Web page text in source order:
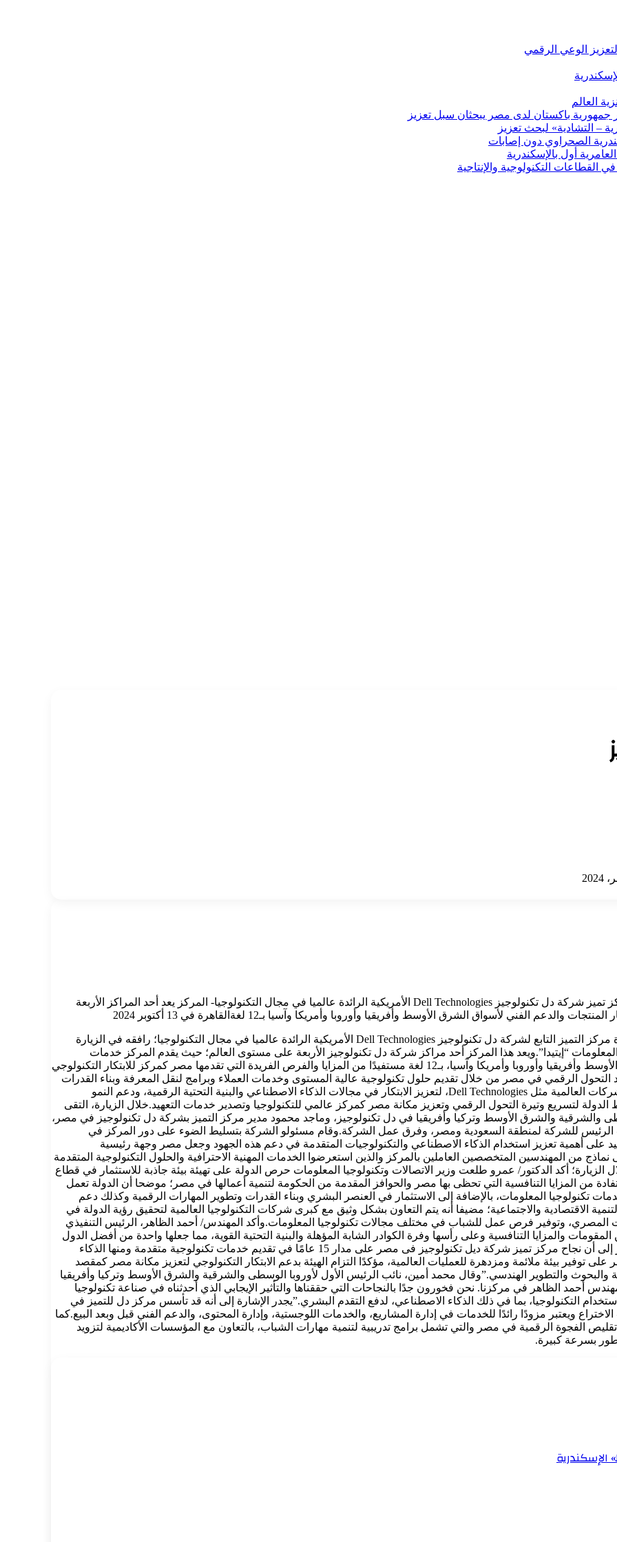
الوعي الرقمي
العالم
جمهورية باكستان لدى مصر يبحثان سبل تعزيز
– التشادية» لبحث تعزيز
الصحراوي دون إصابات
القطاعات التكنولوجية والإنتاجية
زيارة د.” عمرو طلعت” وزير الاتصالات وتكنولوجيا المعلومات الى مركز تميز شركة دل تكنولوجيز Dell Technologies الأمريكية الرائدة عالميا في مجال التكنولوجيا- المركز يعد أحد المراكز الأربعة
لأسواق الشرق الأوسط وأفريقيا وأوروبا وأمريكا وآسيا بـ12 لغةالقاهرة في 13 أكتوبر 2024
قام الدكتور/ عمرو طلعت وزير الاتصالات وتكنولوجيا المعلومات بزيارة مركز التميز التابع لشركة دل تكنولوجيز Dell Technologies الأمريكية الرائدة عالميا في مجال التكنولوجيا؛ رافقه في الزيارة
“إيتيدا”.ويعد هذا المركز أحد مراكز شركة دل تكنولوجيز الأربعة على مستوى العالم؛ حيث يقدم المركز خدمات
الاستشارات، والبحث وابتكار المنتجات، والدعم الفني لأسواق الشرق الأوسط وأفريقيا وأوروبا وأمريكا وآسيا، بـ12 لغة مستفيدًا من المزايا والفرص الفريدة التي تقدمها مصر كمركز للابتكار التكنولوجي
التحول الرقمي في مصر من خلال تقديم حلول تكنولوجية عالية المستوى وخدمات العملاء وبرامج لنقل المعرفة وبناء القدرات
الرقمية.تأتى هذه الزيارة في إطار اهتمام الدولة بالتعاون مع كبرى الشركات العالمية مثل Dell Technologies، لتعزيز الابتكار في مجالات الذكاء الاصطناعي والبنية التحتية الرقمية، ودعم النمو
لتسريع وتيرة التحول الرقمي وتعزيز مكانة مصر كمركز عالمي للتكنولوجيا وتصدير خدمات التعهيد.خلال الزيارة، التقى
والشرقية والشرق الأوسط وتركيا وأفريقيا في دل تكنولوجيز، وماجد محمود مدير مركز التميز بشركة دل تكنولوجيز في مصر،
للشركة لمنطقة السعودية ومصر، وفرق عمل الشركة.وقام مسئولو الشركة بتسليط الضوء على دور المركز في
على أهمية تعزيز استخدام الذكاء الاصطناعي والتكنولوجيات المتقدمة في دعم هذه الجهود وجعل مصر وجهة رئيسية
من المهندسين المتخصصين العاملين بالمركز والذين استعرضوا الخدمات المهنية الاحترافية والحلول التكنولوجية المتقدمة
أكد الدكتور/ عمرو طلعت وزير الاتصالات وتكنولوجيا المعلومات حرص الدولة على تهيئة بيئة جاذبة للاستثمار في قطاع
من المزايا التنافسية التي تحظى بها مصر والحوافز المقدمة من الحكومة لتنمية أعمالها في مصر؛ موضحا أن الدولة تعمل
تكنولوجيا المعلومات، بالإضافة إلى الاستثمار في العنصر البشري وبناء القدرات وتطوير المهارات الرقمية وكذلك دعم
الاقتصادية والاجتماعية؛ مضيفا أنه يتم التعاون بشكل وثيق مع كبرى شركات التكنولوجيا العالمية لتحقيق رؤية الدولة في
المصري، وتوفير فرص عمل للشباب في مختلف مجالات تكنولوجيا المعلومات.وأكد المهندس/ أحمد الظاهر، الرئيس التنفيذي
والمزايا التنافسية وعلى رأسها وفرة الكوادر الشابة المؤهلة والبنية التحتية القوية، مما جعلها واحدة من أفضل الدول
في صناعة التعهيد ووجهة رئيسية لشركات التكنولوجيا العالمية. وأشار إلى أن نجاح مركز تميز شركة ديل تكنولوجيز فى مصر على مدار 15 عامًا في تقديم خدمات تكنولوجية متقدمة ومنها الذكاء
توفير بيئة ملائمة ومزدهرة للعمليات العالمية، مؤكدًا التزام الهيئة بدعم الابتكار التكنولوجي لتعزيز مكانة مصر كمقصد
والتطوير الهندسي.”وقال محمد أمين، نائب الرئيس الأول لأوروبا الوسطى والشرقية والشرق الأوسط وتركيا وأفريقيا
أحمد الظاهر في مركزنا. نحن فخورون جدًا بالنجاحات التي حققناها والتأثير الإيجابي الذي أحدثناه في صناعة تكنولوجيا
التكنولوجيا، بما في ذلك الذكاء الاصطناعي، لدفع التقدم البشري.”يجدر الإشارة إلى أنه قد تأسس مركز دل للتميز في
الاختراع ويعتبر مزودًا رائدًا للخدمات في إدارة المشاريع، والخدمات اللوجستية، وإدارة المحتوى، والدعم الفني قبل وبعد البيع.كما
الفجوة الرقمية في مصر والتي تشمل برامج تدريبية لتنمية مهارات الشباب، بالتعاون مع المؤسسات الأكاديمية لتزويد
بسرعة كبيرة.